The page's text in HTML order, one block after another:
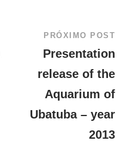
PRÓXIMO POST
Presentation
release of the
Aquarium of
Ubatuba – year
2013